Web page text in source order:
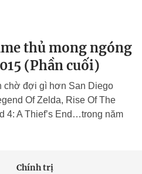
thủ mong ngóng
(Phần cuối)
chờ đợi gì hơn San Diego
Of Zelda, Rise Of The
4: A Thief’s End…trong năm
Chính trị